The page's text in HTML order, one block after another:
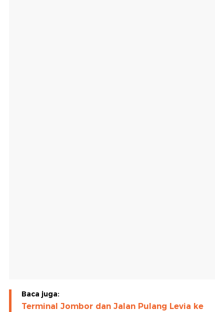
Baca juga:
Terminal Jombor dan Jalan Pulang Levia ke